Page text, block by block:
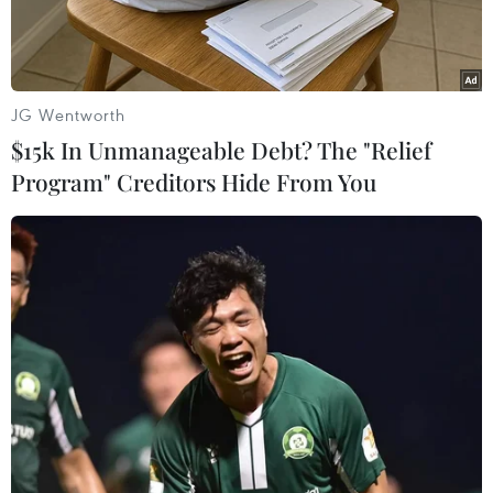
Lãnh đạo ba nước Nga, Trung Quốc và Mông Cổ tại cuộc gặp
thượng đỉnh. (Nguồn: Xinhua)
Tại cuộc gặp thượng đỉnh Nga-Trung Quốc-
Mông Cổ lần đầu tiên, diễn ra trong khuôn khổ
Hội nghị thượng đỉnh Tổ chức Hợp tác Thượng
Hải (SCO) lần thứ 14 ở thủ đô Dushanbe của
Tajikistan, Chủ tịch Trung Quốc Tập Cận Bình,
JG Wentworth
$15k In Unmanageable Debt? The "Relief
Program" Creditors Hide From You